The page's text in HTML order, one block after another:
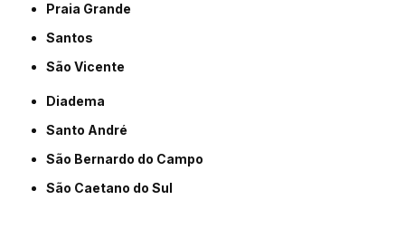
Praia Grande
Santos
São Vicente
Diadema
Santo André
São Bernardo do Campo
São Caetano do Sul